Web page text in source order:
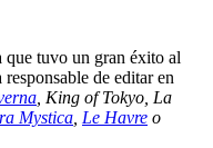
tuvo un gran éxito al
de editar en
, King of Tokyo, La
Mystica Le Havre o